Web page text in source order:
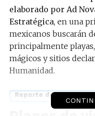
elaborado por Ad
Estratégica, en una
mexicanos buscarán
principalmente
mágicos y sitios
Humanidad.
Reporte de